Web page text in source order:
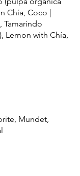
Chía, Coco |
Tamarindo
Lemon with Chía,
Mundet,